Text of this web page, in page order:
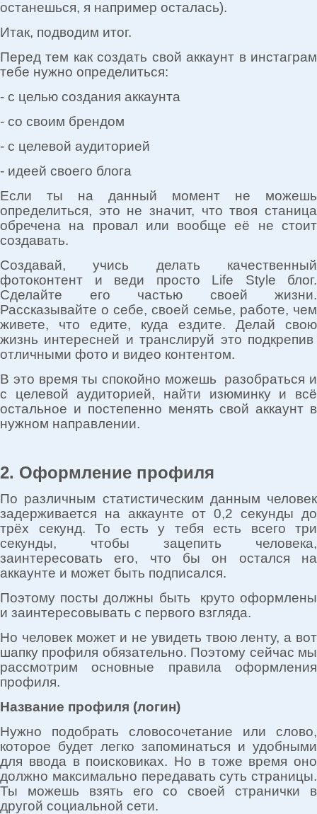
останешься, я например осталась).
Итак, подводим итог.
Перед тем как создать свой аккаунт в инстаграм
тебе нужно определиться:
- с целью создания аккаунта
- со своим брендом
- с целевой аудиторией
- идеей своего блога
Если ты на данный момент не можешь
определиться, это не значит, что твоя станица
обречена на провал или вообще её не стоит
создавать.
Создавай, учись делать качественный
фотоконтент и веди просто Life Style блог.
Сделайте его частью своей жизни.
Рассказывайте о себе, своей семье, работе, чем
живете, что едите, куда ездите. Делай свою
жизнь интересней и транслируй это подкрепив
отличными фото и видео контентом.
В это время ты спокойно можешь разобраться и
с целевой аудиторией, найти изюминку и всё
остальное и постепенно менять свой аккаунт в
нужном направлении.
2. Оформление профиля
По различным статистическим данным человек
задерживается на аккаунте от 0,2 секунды до
трёх секунд. То есть у тебя есть всего три
секунды, чтобы зацепить человека,
заинтересовать его, что бы он остался на
аккаунте и может быть подписался.
Поэтому посты должны быть круто оформлены
и заинтересовывать с первого взгляда.
Но человек может и не увидеть твою ленту, а вот
шапку профиля обязательно. Поэтому сейчас мы
рассмотрим основные правила оформления
профиля.
Название профиля (логин)
Нужно подобрать словосочетание или слово,
которое будет легко запоминаться и удобными
для ввода в поисковиках. Но в тоже время оно
должно максимально передавать суть страницы.
Ты можешь взять его со своей странички в
другой социальной сети.